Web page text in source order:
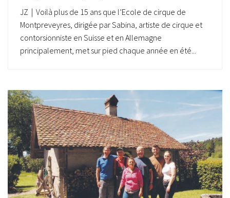
JZ | Voilà plus de 15 ans que l’Ecole de cirque de
Montpreveyres, dirigée par Sabina, artiste de cirque et
contorsionniste en Suisse et en Allemagne
principalement, met sur pied chaque année en été...